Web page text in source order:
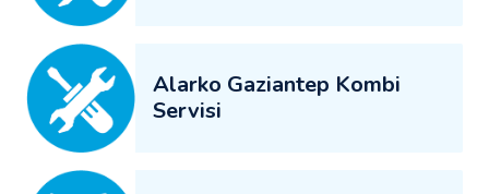
Alarko Gaziantep Kombi
Servisi